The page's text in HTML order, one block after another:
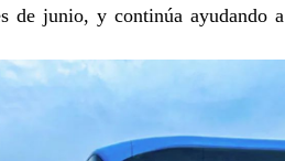
de junio, y continúa ayudando